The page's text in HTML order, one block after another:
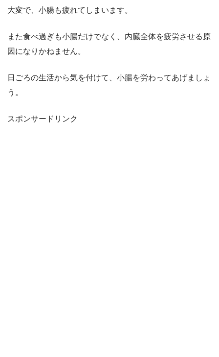
大変で、小腸も疲れてしまいます。
また食べ過ぎも小腸だけでなく、内臓全体を疲労させる原
因になりかねません。
日ごろの生活から気を付けて、小腸を労わってあげましょ
う。
スポンサードリンク